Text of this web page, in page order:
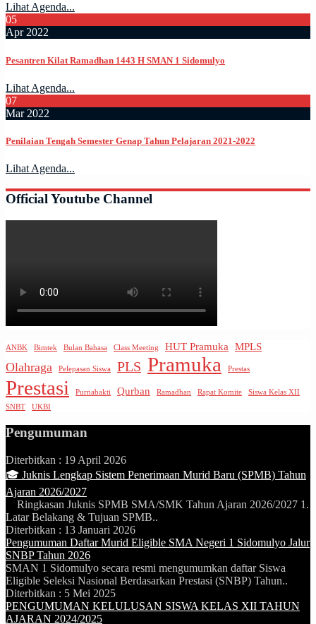
Lihat Agenda...
05
Apr 2022
Pesantren Kilat Ramadhan 1443 H SMAN 1 Sidomulyo
Lihat Agenda...
07
Mar 2022
Penilaian Tengah Semester Genap Tahun Pelajaran 2021-2022
Lihat Agenda...
Official Youtube Channel
ANBK Bimtek Bulan Bahasa Class Meeting HUT Pramuka MPLS
Olahraga Pelepasan Siswa PLS Pramuka Prestas
Prestasi Purnabakti Qurban Ramadhan Rapat Komite
Siswa Kelas XII
SNBT
UKBI
Pengumuman
Diterbitkan : 19 April 2026
🎓 Juknis Lengkap Sistem Penerimaan Murid Baru (SPMB) Tahun
Ajaran 2026/2027
Ringkasan Juknis SPMB SMA/SMK Tahun Ajaran 2026/2027 1.
Latar Belakang & Tujuan SPMB..
Diterbitkan : 13 Januari 2026
Pengumuman Daftar Murid Eligible SMA Negeri 1 Sidomulyo Jalur
SNBP Tahun 2026
SMAN 1 Sidomulyo secara resmi mengumumkan daftar Siswa
Eligible Seleksi Nasional Berdasarkan Prestasi (SNBP) Tahun..
Diterbitkan : 5 Mei 2025
PENGUMUMAN KELULUSAN SISWA KELAS XII TAHUN
AJARAN 2024/2025